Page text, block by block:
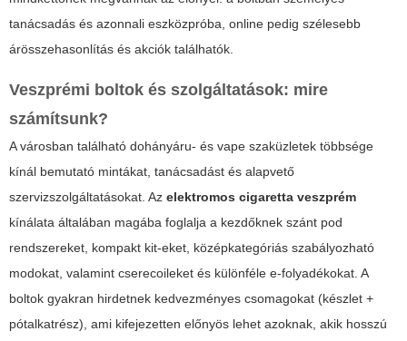
tanácsadás és azonnali eszközpróba, online pedig szélesebb
árösszehasonlítás és akciók találhatók.
Veszprémi boltok és szolgáltatások: mire
számítsunk?
A városban található dohányáru- és vape szaküzletek többsége
kínál bemutató mintákat, tanácsadást és alapvető
szervizszolgáltatásokat. Az elektromos cigaretta veszprém
kínálata általában magába foglalja a kezdőknek szánt pod
rendszereket, kompakt kit-eket, középkategóriás szabályozható
modokat, valamint cserecoileket és különféle e-folyadékokat. A
boltok gyakran hirdetnek kedvezményes csomagokat (készlet +
pótalkatrész), ami kifejezetten előnyös lehet azoknak, akik hosszú